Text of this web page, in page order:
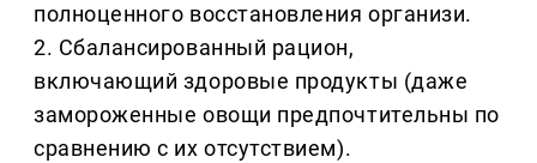
полноценного восстановления организи.
2. Сбалансированный рацион,
включающий здоровые продукты (даже
замороженные овощи предпочтительны по
сравнению с их отсутствием).